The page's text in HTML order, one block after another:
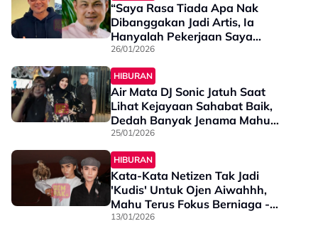
“Saya Rasa Tiada Apa Nak
Dibanggakan Jadi Artis, Ia
Hanyalah Pekerjaan Saya
Sahaja” - Adam Corrie
26/01/2026
HIBURAN
Air Mata DJ Sonic Jatuh Saat
Lihat Kejayaan Sahabat Baik,
Dedah Banyak Jenama Mahu
Fazura Tapi Ditolak - “Selepas
Lalui Dugaan Dalam…”
25/01/2026
HIBURAN
Kata-Kata Netizen Tak Jadi
'Kudis' Untuk Ojen Aiwahhh,
Mahu Terus Fokus Berniaga -
“Saya Berniaga Bukan Untuk…”
13/01/2026